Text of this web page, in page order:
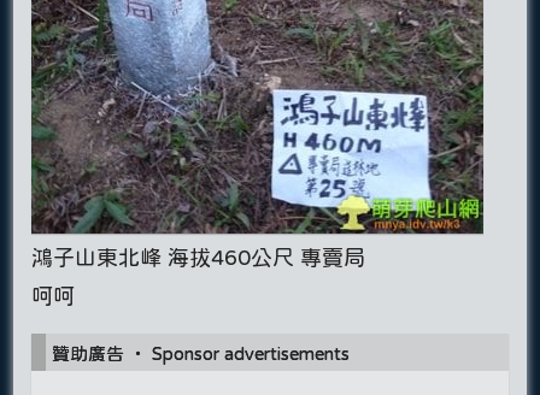
鴻子山東北峰 海拔460公尺 專賣局
呵呵
贊助廣告 ‧ Sponsor advertisements